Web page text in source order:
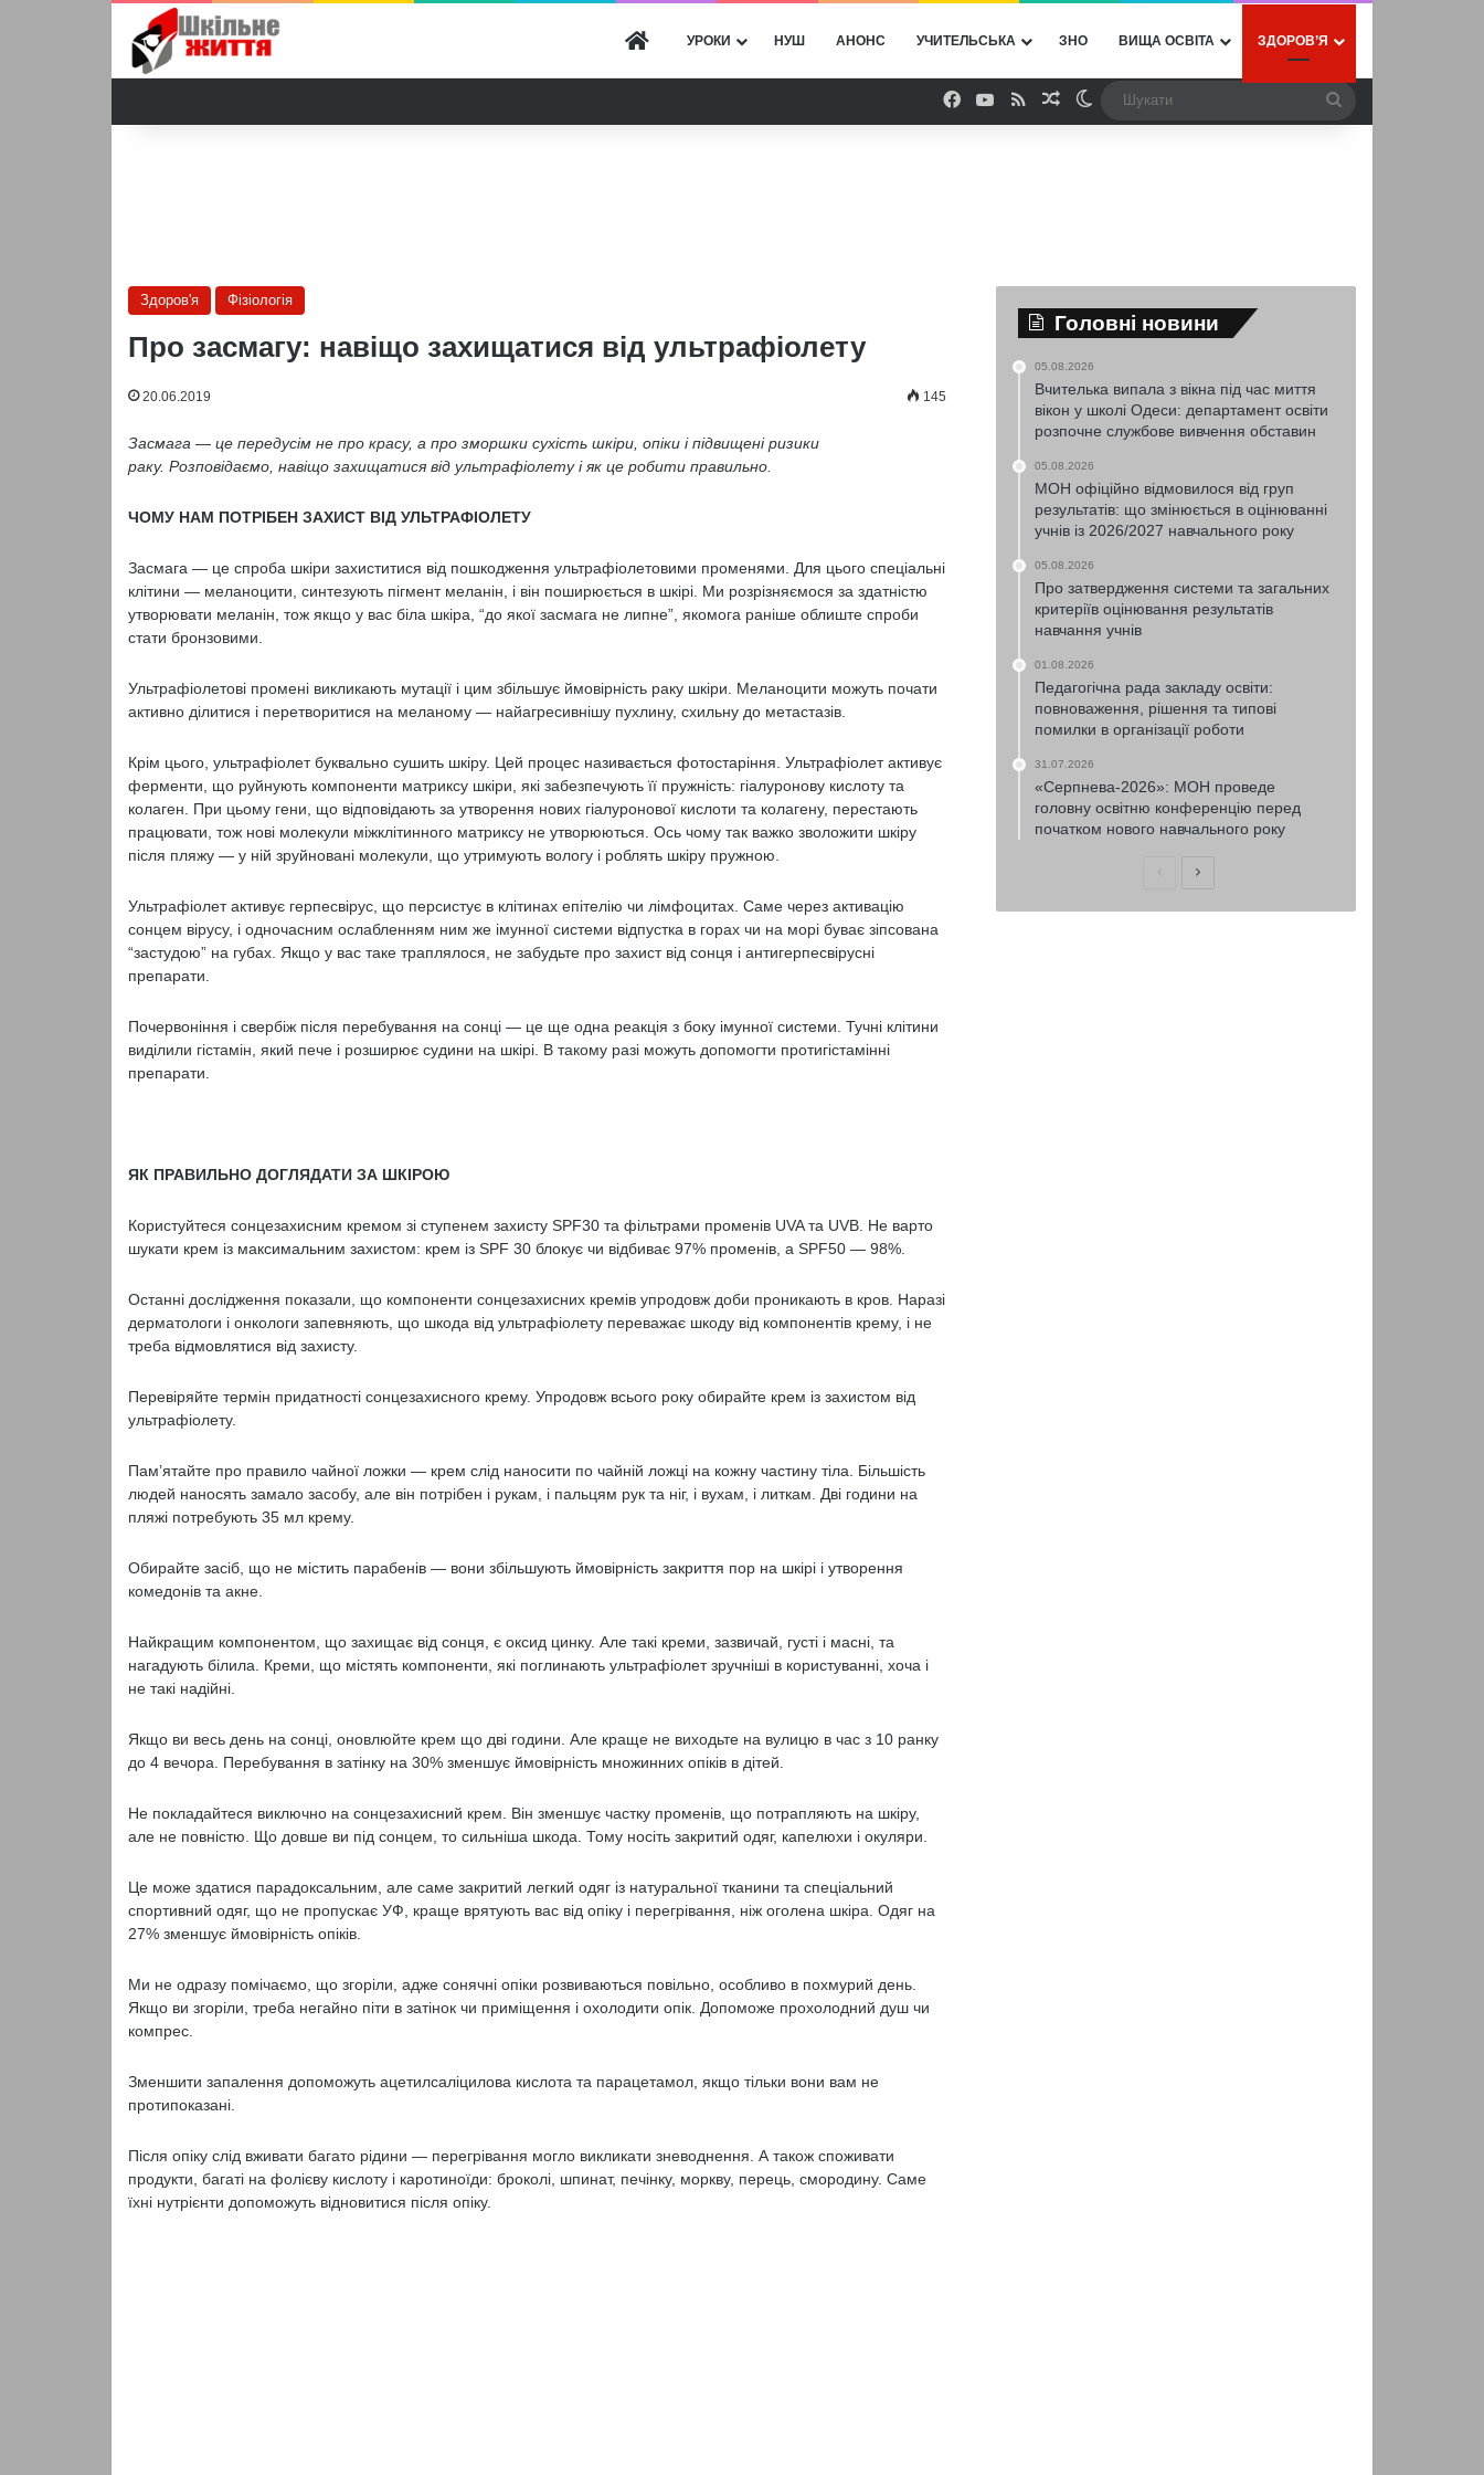
ГОЛОВНА
УРОКИ НУШ АНОНС УЧИТЕЛЬСЬКА ЗНО ВИЩА ОСВІТА ЗДОРОВ’Я
Facebook
YouTube
RSSВипадкова стаття
Switch skin
Здоров'я Фізіологія
Про засмагу: навіщо захищатися від ультрафіолету
20.06.2019 145
Засмага — це передусім не про красу, а про зморшки сухість шкіри, опіки і підвищені ризики
раку. Розповідаємо, навіщо захищатися від ультрафіолету і як це робити правильно.
ЧОМУ НАМ ПОТРІБЕН ЗАХИСТ ВІД УЛЬТРАФІОЛЕТУ
Засмага — це спроба шкіри захиститися від пошкодження ультрафіолетовими променями. Для цього спеціальні
клітини — меланоцити, синтезують пігмент меланін, і він поширюється в шкірі. Ми розрізняємося за здатністю
утворювати меланін, тож якщо у вас біла шкіра, “до якої засмага не липне”, якомога раніше облиште спроби
стати бронзовими.
Ультрафіолетові промені викликають мутації і цим збільшує ймовірність раку шкіри. Меланоцити можуть почати
активно ділитися і перетворитися на меланому — найагресивнішу пухлину, схильну до метастазів.
Крім цього, ультрафіолет буквально сушить шкіру. Цей процес називається фотостаріння. Ультрафіолет активує
ферменти, що руйнують компоненти матриксу шкіри, які забезпечують її пружність: гіалуронову кислоту та
колаген. При цьому гени, що відповідають за утворення нових гіалуронової кислоти та колагену, перестають
працювати, тож нові молекули міжклітинного матриксу не утворюються. Ось чому так важко зволожити шкіру
після пляжу — у ній зруйновані молекули, що утримують вологу і роблять шкіру пружною.
Ультрафіолет активує герпесвірус, що персистує в клітинах епітелію чи лімфоцитах. Саме через активацію
сонцем вірусу, і одночасним ослабленням ним же імунної системи відпустка в горах чи на морі буває зіпсована
“застудою” на губах. Якщо у вас таке траплялося, не забудьте про захист від сонця і антигерпесвірусні
препарати.
Почервоніння і свербіж після перебування на сонці — це ще одна реакція з боку імунної системи. Тучні клітини
виділили гістамін, який пече і розширює судини на шкірі. В такому разі можуть допомогти протигістамінні
препарати.
ЯК ПРАВИЛЬНО ДОГЛЯДАТИ ЗА ШКІРОЮ
Користуйтеся сонцезахисним кремом зі ступенем захисту SPF30 та фільтрами променів UVA та UVB. Не варто
шукати крем із максимальним захистом: крем із SPF 30 блокує чи відбиває 97% променів, а SPF50 — 98%.
Останні дослідження показали, що компоненти сонцезахисних кремів упродовж доби проникають в кров. Наразі
дерматологи і онкологи запевняють, що шкода від ультрафіолету переважає шкоду від компонентів крему, і не
треба відмовлятися від захисту.
Перевіряйте термін придатності сонцезахисного крему. Упродовж всього року обирайте крем із захистом від
ультрафіолету.
Пам’ятайте про правило чайної ложки — крем слід наносити по чайній ложці на кожну частину тіла. Більшість
людей наносять замало засобу, але він потрібен і рукам, і пальцям рук та ніг, і вухам, і литкам. Дві години на
пляжі потребують 35 мл крему.
Обирайте засіб, що не містить парабенів — вони збільшують ймовірність закриття пор на шкірі і утворення
комедонів та акне.
Найкращим компонентом, що захищає від сонця, є оксид цинку. Але такі креми, зазвичай, густі і масні, та
нагадують білила. Креми, що містять компоненти, які поглинають ультрафіолет зручніші в користуванні, хоча і
не такі надійні.
Якщо ви весь день на сонці, оновлюйте крем що дві години. Але краще не виходьте на вулицю в час з 10 ранку
до 4 вечора. Перебування в затінку на 30% зменшує ймовірність множинних опіків в дітей.
Не покладайтеся виключно на сонцезахисний крем. Він зменшує частку променів, що потрапляють на шкіру,
але не повністю. Що довше ви під сонцем, то сильніша шкода. Тому носіть закритий одяг, капелюхи і окуляри.
Це може здатися парадоксальним, але саме закритий легкий одяг із натуральної тканини та спеціальний
спортивний одяг, що не пропускає УФ, краще врятують вас від опіку і перегрівання, ніж оголена шкіра. Одяг на
27% зменшує ймовірність опіків.
Ми не одразу помічаємо, що згоріли, адже сонячні опіки розвиваються повільно, особливо в похмурий день.
Якщо ви згоріли, треба негайно піти в затінок чи приміщення і охолодити опік. Допоможе прохолодний душ чи
компрес.
Зменшити запалення допоможуть ацетилсаліцилова кислота та парацетамол, якщо тільки вони вам не
протипоказані.
Після опіку слід вживати багато рідини — перегрівання могло викликати зневоднення. А також споживати
продукти, багаті на фолієву кислоту і каротиноїди: броколі, шпинат, печінку, моркву, перець, смородину. Саме
їхні нутрієнти допоможуть відновитися після опіку.
Головні новини
05.08.2026
Вчителька випала з вікна під час миття
вікон у школі Одеси: департамент освіти
розпочне службове вивчення обставин
05.08.2026
МОН офіційно відмовилося від груп
результатів: що змінюється в оцінюванні
учнів із 2026/2027 навчального року
05.08.2026
Про затвердження системи та загальних
критеріїв оцінювання результатів
навчання учнів
01.08.2026
Педагогічна рада закладу освіти:
повноваження, рішення та типові
помилки в організації роботи
31.07.2026
«Серпнева-2026»: МОН проведе
головну освітню конференцію перед
початком нового навчального року
ПопередняНаступна